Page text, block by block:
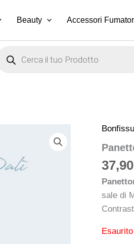
Beauty Accessori
search
sale di
Esaurito